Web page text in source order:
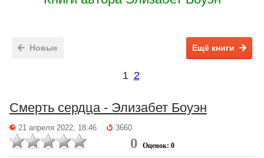
Новые Ещё книги
1 2
Смерть сердца - Элизабет Боуэн
21 апреля 2022, 18:46 3660
0 Оценок: 0